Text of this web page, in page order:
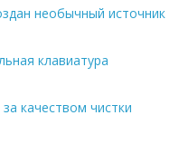
необычный источник
клавиатура
качеством чистки